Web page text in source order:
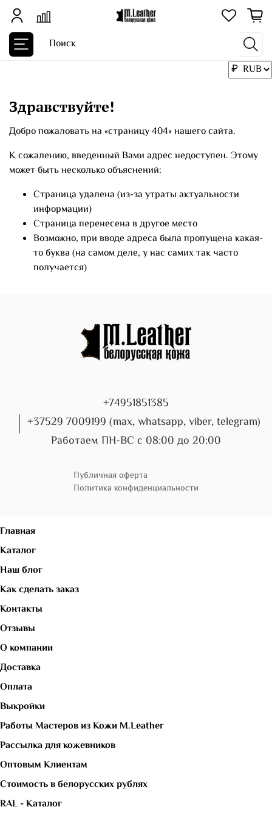
Здравствуйте!
Добро пожаловать на «страницу 404» нашего сайта.
К сожалению, введенный Вами адрес недоступен. Этому
может быть несколько объяснений:
Страница удалена (из-за утраты актуальности
информации)
Страница перенесена в другое место
Возможно, при вводе адреса была пропущена какая-
то буква (на самом деле, у нас самих так часто
получается)
+74951851385
+37529 7009199 (max, whatsapp, viber, telegram)
Работаем ПН-ВС с 08:00 до 20:00
Публичная оферта
Политика конфиденциальности
Главная
Каталог
Наш блог
Как сделать заказ
Контакты
Отзывы
О компании
Доставка
Оплата
Выкройки
Работы Мастеров из Кожи M.Leather
Рассылка для кожевников
Оптовым Клиентам
Стоимость в белорусских рублях
RAL - Каталог